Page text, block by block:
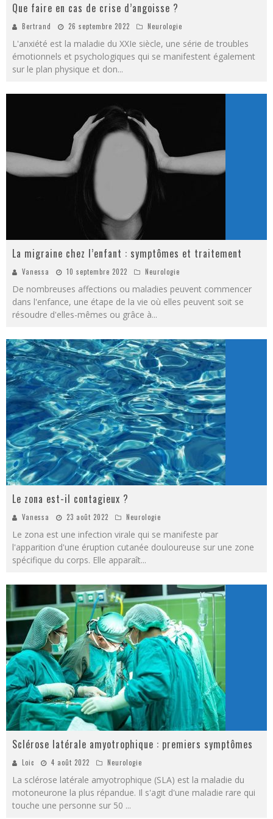
Que faire en cas de crise d’angoisse ?
Bertrand 26 septembre 2022 Neurologie
L'anxiété est la maladie du XXIe siècle, une série de troubles
émotionnels et psychologiques qui se manifestent également
sur le plan physique et don...
La migraine chez l’enfant : symptômes et traitement
Vanessa 10 septembre 2022 Neurologie
De nombreuses affections ou maladies peuvent commencer
dans l'enfance, une étape de la vie où elles peuvent soit se
résoudre d'elles-mêmes ou grâce à...
Le zona est-il contagieux ?
Vanessa 23 août 2022 Neurologie
Le zona est une infection virale qui se manifeste par
l'apparition d'une éruption cutanée douloureuse sur une zone
spécifique du corps. Elle apparaît...
Sclérose latérale amyotrophique : premiers symptômes
Loic 4 août 2022 Neurologie
La sclérose latérale amyotrophique (SLA) est la maladie du
motoneurone la plus répandue. Il s'agit d'une maladie rare qui
touche une personne sur 50 ...